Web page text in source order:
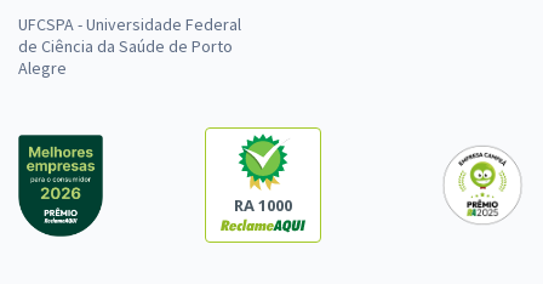
UFCSPA - Universidade Federal
de Ciência da Saúde de Porto
Alegre
RA 1000